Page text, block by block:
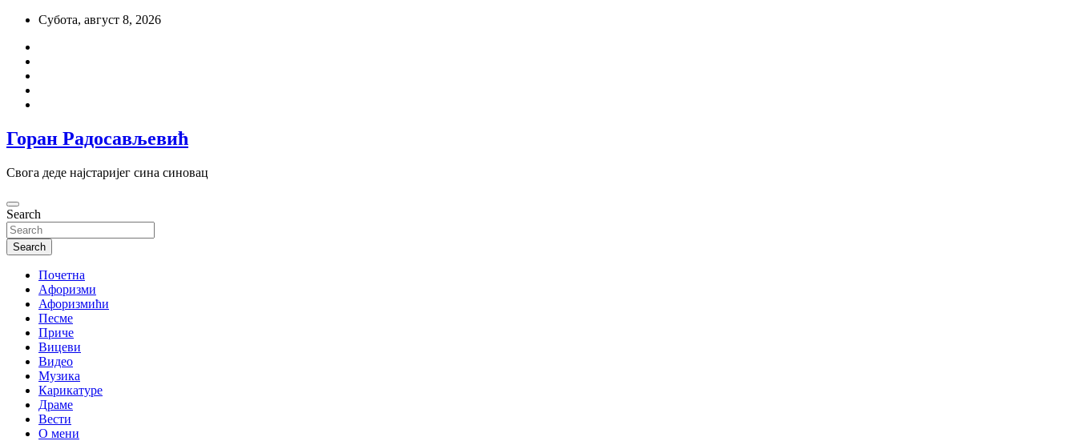
Skip
content
Субота, август 8, 2026
Горан Радосављевић
Свога деде најстаријег сина синовац
Search
Search
Почетна
Aфоризми
Афоризмићи
Песме
Приче
Вицеви
Видео
Музика
Карикатуре
Драме
Вести
О мени